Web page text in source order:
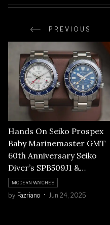
PREVIOUS
Hands On Seiko Prospex
Baby Marinemaster GMT
60th Anniversary Seiko
Diver’s SPB509J1 &
SPB519J1: Banyak
Upgradenya!
MODERN WATCHES
by Fazriano Jun 24, 2025